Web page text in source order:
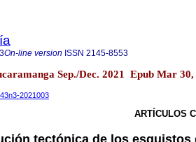
On-line version ISSN 2145-8553
Sep./Dec. 2021 Epub Mar 30,
2021003
ARTÍCULOS